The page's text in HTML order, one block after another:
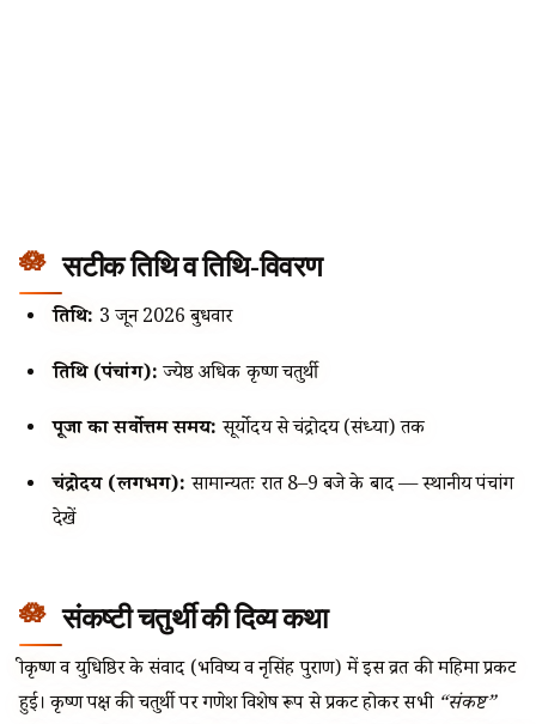
सटीक तिथि व तिथि-विवरण
तिथि: 3 जून 2026 बुधवार
तिथि (पंचांग):ज्येष्ठ अधिक कृष्ण चतुर्थी
पूजा का सर्वोत्तम समय:सूर्योदय से चंद्रोदय (संध्या) तक
चंद्रोदय (लगभग):सामान्यतः रात 8–9 बजे के बाद — स्थानीय पंचांग
देखें
संकष्टी चतुर्थी की दिव्य कथा
श्रीकृष्ण व युधिष्ठिर के संवाद (भविष्य व नृसिंह पुराण) में इस व्रत की महिमा प्रकट
हुई। कृष्ण पक्ष की चतुर्थी पर गणेश विशेष रूप से प्रकट होकर सभी “संकष्ट”